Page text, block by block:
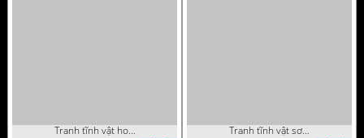
Tranh tĩnh vật hoa quả decor phòng khách in uv
Tranh tĩnh vật sơn dầu nước ngoài trang trí phòng bếp